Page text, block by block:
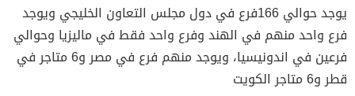
يوجد حوالي 166فرع في دول مجلس التعاون الخليجي ويوجد
فرع واحد منهم في الهند وفرع واحد فقط في ماليزيا وحوالي
فرعين في اندونيسيا، ويوجد منهم فرع في مصر و6 متاجر في
قطر و6 متاجر الكويت